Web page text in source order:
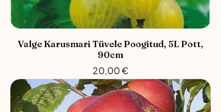
Valge Karusmari Tüvele Poogitud, 5L Pott,
90cm
20,00 €